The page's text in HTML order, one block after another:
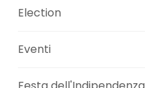
Election
Eventi